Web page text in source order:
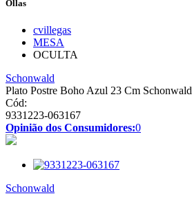
Ollas
cvillegas
MESA
OCULTA
Schonwald
Plato Postre Boho Azul 23 Cm Schonwald
Cód:
9331223-063167
Opinião dos Consumidores:0
Schonwald